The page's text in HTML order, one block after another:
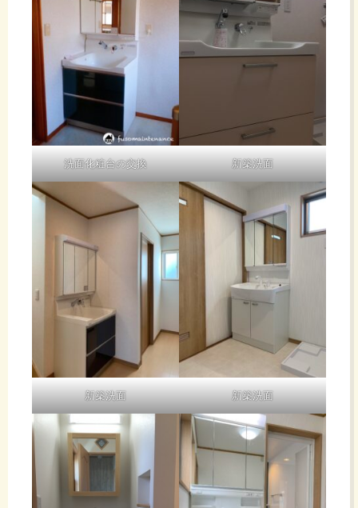
洗面化粧台の交換 新築洗面
新築洗面 新築洗面